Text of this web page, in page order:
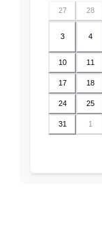
27 28
3 4
10 11
17 18
24 25
31 1